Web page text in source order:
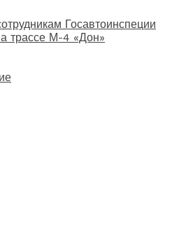
Госавтоинспеции
трассе М-4 «Дон»